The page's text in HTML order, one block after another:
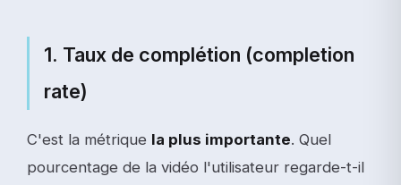
1. Taux de complétion (completion
rate)
C'est la métrique la plus importante. Quel
pourcentage de la vidéo l'utilisateur regarde-t-il